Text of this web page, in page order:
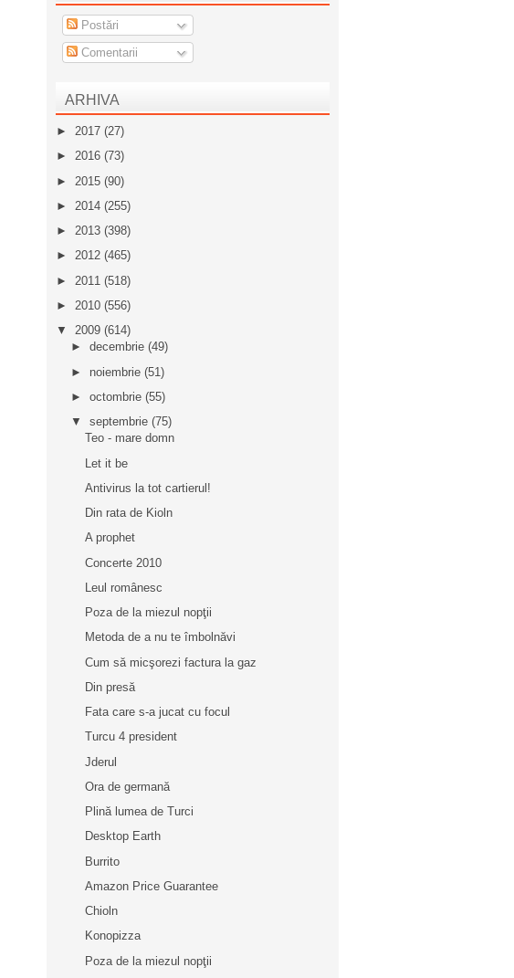
Postări
Comentarii
ARHIVA
► 2017 (27)
► 2016 (73)
► 2015 (90)
► 2014 (255)
► 2013 (398)
► 2012 (465)
► 2011 (518)
► 2010 (556)
▼ 2009 (614)
► decembrie (49)
► noiembrie (51)
► octombrie (55)
▼ septembrie (75)
Teo - mare domn
Let it be
Antivirus la tot cartierul!
Din rata de Kioln
A prophet
Concerte 2010
Leul românesc
Poza de la miezul nopţii
Metoda de a nu te îmbolnăvi
Cum să micşorezi factura la gaz
Din presă
Fata care s-a jucat cu focul
Turcu 4 president
Jderul
Ora de germană
Plină lumea de Turci
Desktop Earth
Burrito
Amazon Price Guarantee
Chioln
Konopizza
Poza de la miezul nopţii